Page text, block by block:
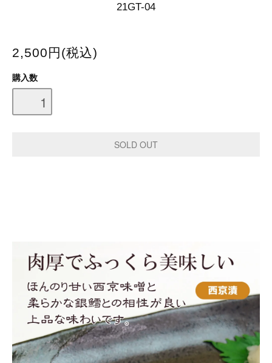
21GT-04
2,500円(税込)
購入数